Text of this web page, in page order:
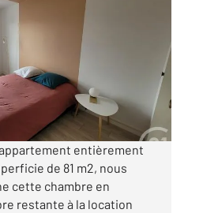
à louer
entièrement
de 81 m2, nous
cette chambre en
restante à la location